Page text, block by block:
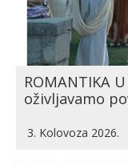
ROMANTIKA
oživljavamo
3. Kolovoza 2026.